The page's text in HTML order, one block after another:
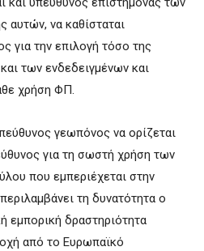
αυτών, να καθίσταται
για την επιλογή τόσο της
των ενδεδειγμένων και
χρήση ΦΠ.
γεωπόνος να ορίζεται
για τη σωστή χρήση των
που εμπεριέχεται στην
τη δυνατότητα ο
εμπορική δραστηριότητα
από το Ευρωπαϊκό